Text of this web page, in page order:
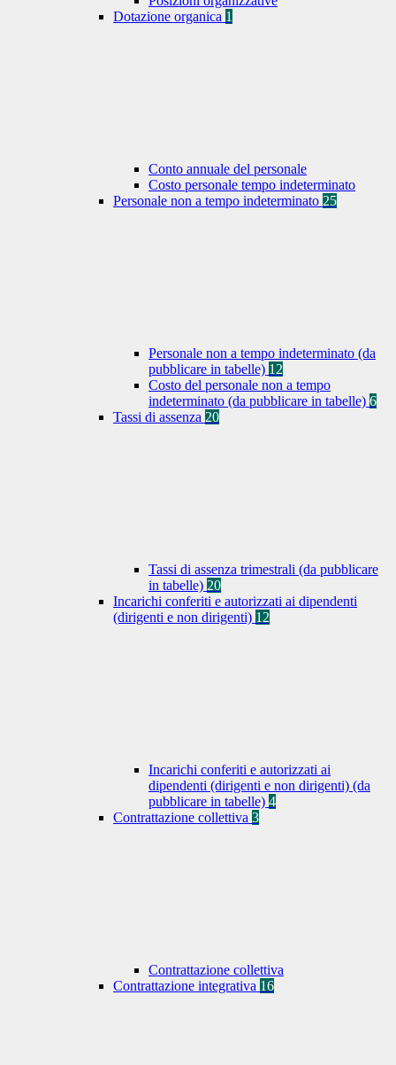
Dotazione organica 1
Conto annuale del personale
Costo personale tempo indeterminato
Personale non a tempo indeterminato 25
Personale non a tempo indeterminato (da
pubblicare in tabelle) 12
Costo del personale non a tempo
indeterminato (da pubblicare in tabelle) 6
Tassi di assenza 20
Tassi di assenza trimestrali (da pubblicare
in tabelle) 20
Incarichi conferiti e autorizzati ai dipendenti
(dirigenti e non dirigenti) 12
Incarichi conferiti e autorizzati ai
dipendenti (dirigenti e non dirigenti) (da
pubblicare in tabelle) 4
Contrattazione collettiva 3
Contrattazione collettiva
Contrattazione integrativa 16